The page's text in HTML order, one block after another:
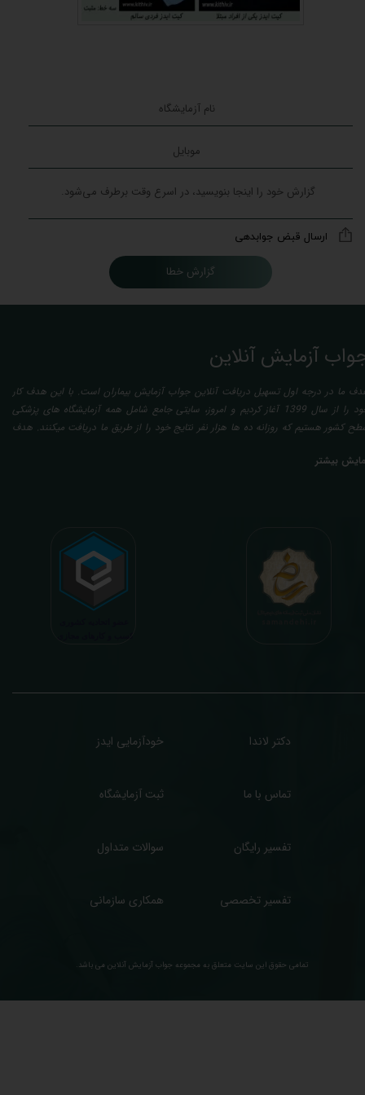
گزارش خطا
ارسال قبض جوابدهی
تمامی حقوق این سایت متعلق به مجموعه ​جواب آزمایش آنلاین می باشد.
آزمایش آنلاین
ما در درجه اول تسهیل دریافت آنلاین جواب آزمایش بیماران است. با این هدف کار
خود را از سال 1399 آغاز کردیم و امروز، سایتی جامع شامل همه آزمایشگاه های پزشکی
کشور هستیم که روزانه ده ها هزار نفر نتایج خود را از طریق ما دریافت میکنند. هدف
با تایید و مهر پزشک متخصص) میباشد. رسالت ما در تفسیر، استخراج حداکثر
بیمه ها، افزایش تمایل افراد به انجام آزمایش (با دریافت اطلاعاتی دقیقتر، کاربردی، قابل
و شخصی سازی شده) میگردد. تا درنهایت به جامعه ای سالم تر برای تبدیل شدن به
پیشرفته (دیر و زود داره سوخت و سوز نداره...) برسیم. قابل ذکر است که جواب
آنلاین به نتایج هیچ یک از کاربران بصورت مستقیم دسترسی ندارد و موارد تفسیر نیز
با درخواست و ارسال خود کاربر انجام میگیرد و ما تابع اصول اخلاق پزشکی و حرفه ای
بیشتر
دکتر لاندا
تفسیر تخصصی
تفسیر رایگان
خودآزمایی ایدز
ثبت آزمایشگاه تماس با ما
سوالات متداول
همکاری سازمانی